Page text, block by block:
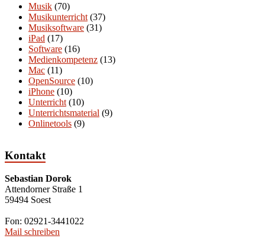
Musik (70)
Musikunterricht (37)
Musiksoftware (31)
iPad (17)
Software (16)
Medienkompetenz (13)
Mac (11)
OpenSource (10)
iPhone (10)
Unterricht (10)
Unterrichtsmaterial (9)
Onlinetools (9)
Kontakt
Sebastian Dorok
Attendorner Straße 1
59494 Soest
Fon: 02921-3441022
Mail schreiben